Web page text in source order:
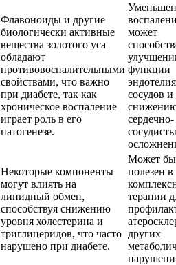
Флавоноиды и другие
биологически активные
вещества золотого уса
обладают
противовоспалительными
свойствами, что важно
при диабете, так как
хроническое воспаление
играет роль в его
патогенезе.
может
функции
эндотелия
сосудов и
сердечно-
Некоторые компоненты
могут влиять на
липидный обмен,
способствуя снижению
уровня холестерина и
триглицеридов, что часто
нарушено при диабете.
Может
полезен в
терапии
других